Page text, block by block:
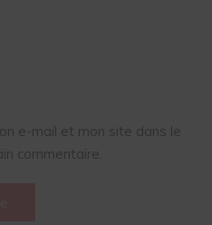
e-mail et mon site dans le
commentaire.